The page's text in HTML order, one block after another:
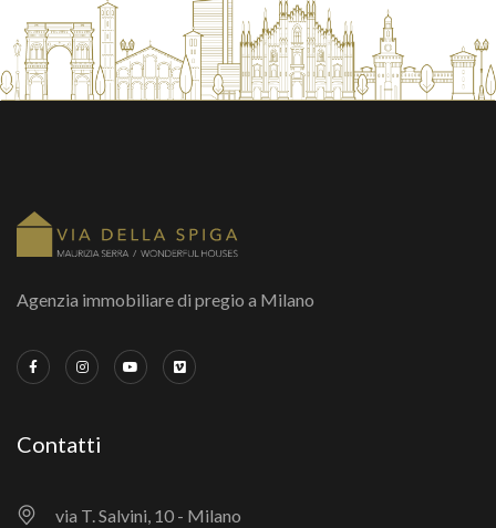
Agenzia immobiliare di pregio a Milano
Contatti
via T. Salvini, 10 - Milano